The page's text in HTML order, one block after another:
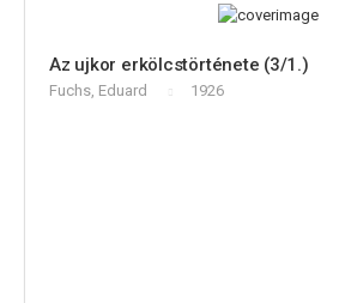
Az ujkor erkölcstörténete (3/1.)
Fuchs, Eduard 1926